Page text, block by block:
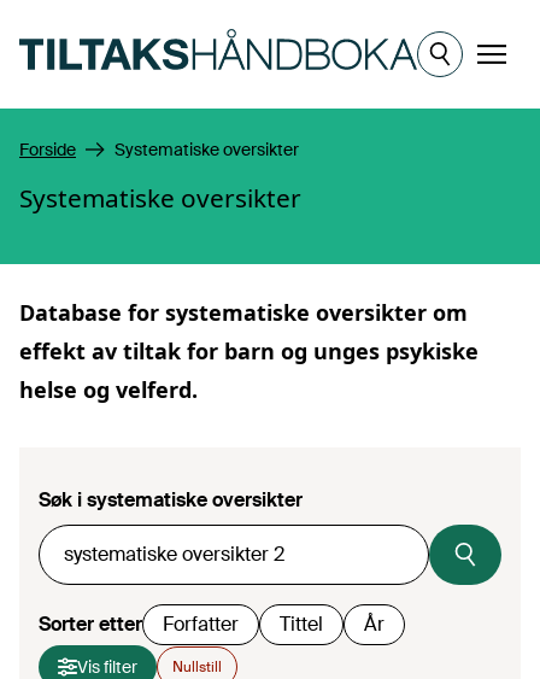
Meny
Forside Systematiske oversikter
Systematiske oversikter
Database for systematiske oversikter om
effekt av tiltak for barn og unges psykiske
helse og velferd.
Søk i systematiske oversikter
Sorter etter Forfatter Tittel År
Vis filter Nullstill